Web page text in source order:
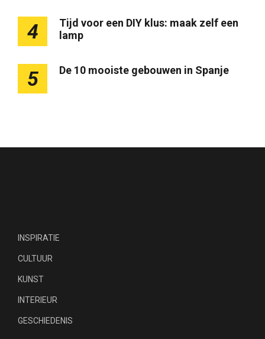
4
Tijd voor een DIY klus: maak zelf een
lamp
5 De 10 mooiste gebouwen in Spanje
INSPIRATIE
CULTUUR
KUNST
INTERIEUR
GESCHIEDENIS